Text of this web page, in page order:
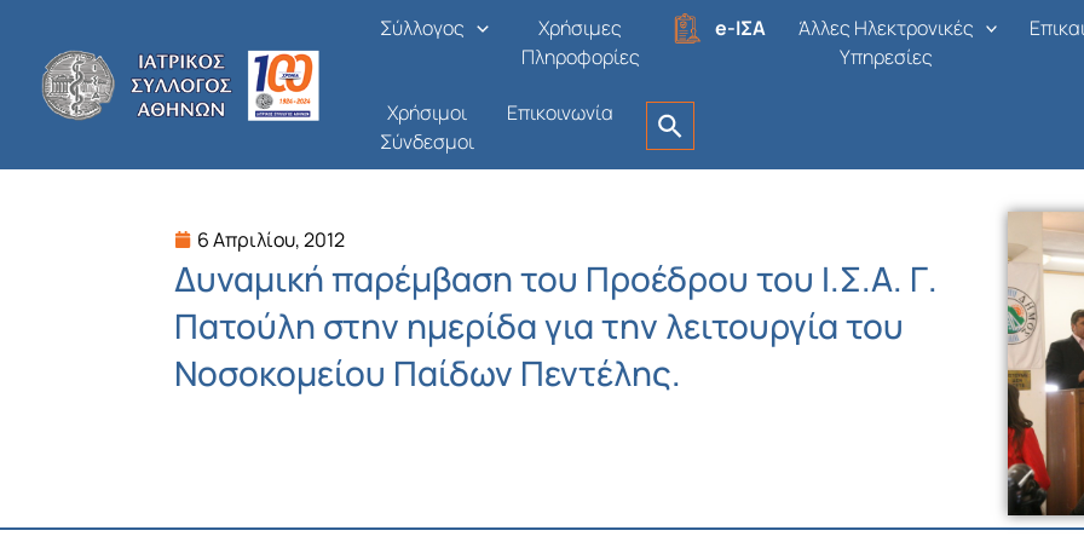
περιεχόμενο
Σύλλογος
Χρήσιμες
Πληροφορίες
e-ΙΣΑ
Άλλες Ηλεκτρονικές
Υπηρεσίες
Χρήσιμοι
Σύνδεσμοι
Επικοινωνία
6 Απριλίου, 2012
Δυναμική παρέμβαση του Προέδρου του Ι.Σ.Α. Γ.
Πατούλη στην ημερίδα για την λειτουργία του
Νοσοκομείου Παίδων Πεντέλης.